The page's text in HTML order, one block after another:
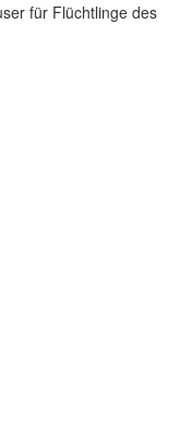
für Flüchtlinge des